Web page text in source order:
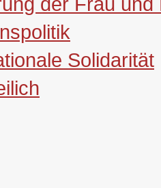
Solidarität